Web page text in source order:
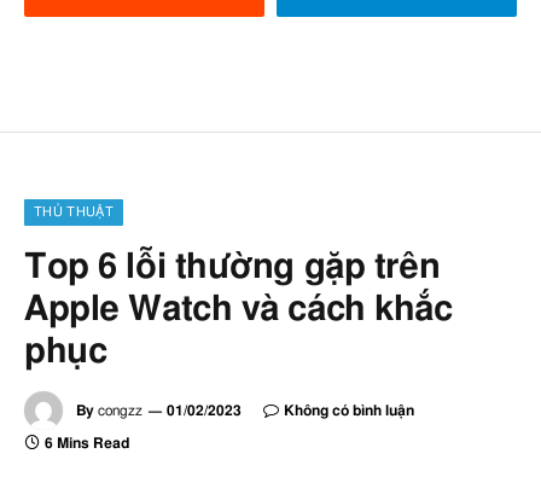
THỦ THUẬT
Top 6 lỗi thường gặp trên
Apple Watch và cách khắc
phục
By congzz 01/02/2023 Không có bình luận
6 Mins Read